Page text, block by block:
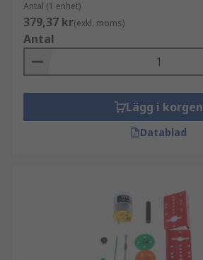
Antal (1 enhet)
379,37 kr(exkl. moms)
Antal
Lägg i korgen
Datablad